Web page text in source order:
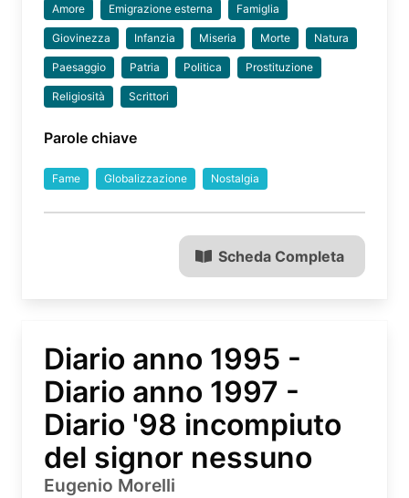
Amore Emigrazione esterna Famiglia
Giovinezza Infanzia Miseria Morte Natura
Paesaggio Patria Politica Prostituzione
Religiosità Scrittori
Parole chiave
Fame Globalizzazione Nostalgia
Scheda Completa
Diario anno 1995 -
Diario anno 1997 -
Diario '98 incompiuto
del signor nessuno
Eugenio Morelli